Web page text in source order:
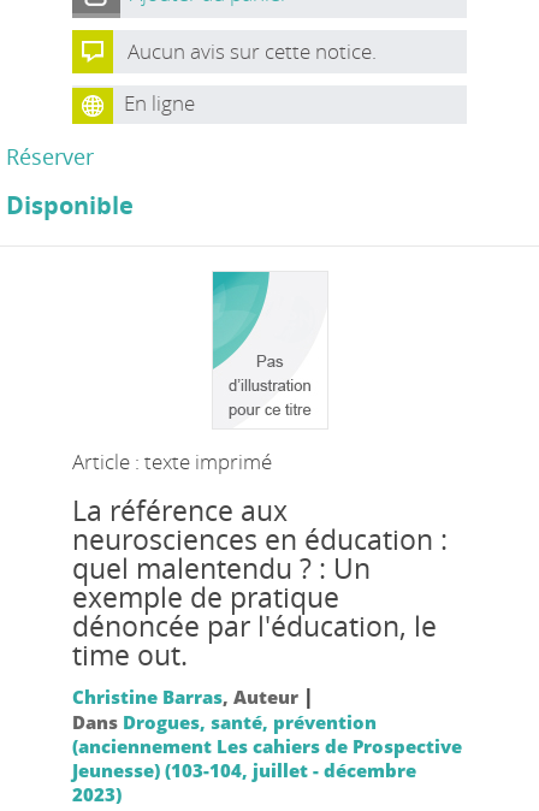
Aucun avis sur cette notice.
En ligne
Réserver
Disponible
Article : texte imprimé
La référence aux
neurosciences en éducation :
quel malentendu ? : Un
exemple de pratique
dénoncée par l'éducation, le
time out.
Christine Barras, Auteur |
Dans Drogues, santé, prévention
(anciennement Les cahiers de Prospective
Jeunesse) (103-104, juillet - décembre
2023)